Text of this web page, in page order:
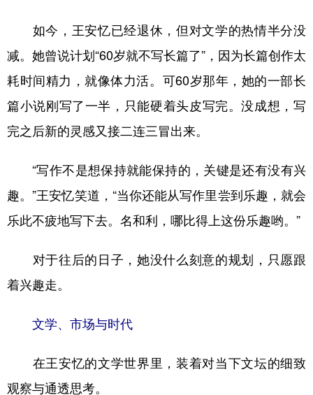
如今，王安忆已经退休，但对文学的热情半分没
减。她曾说计划“60岁就不写长篇了”，因为长篇创作太
耗时间精力，就像体力活。可60岁那年，她的一部长
篇小说刚写了一半，只能硬着头皮写完。没成想，写
完之后新的灵感又接二连三冒出来。
“写作不是想保持就能保持的，关键是还有没有兴
趣。”王安忆笑道，“当你还能从写作里尝到乐趣，就会
乐此不疲地写下去。名和利，哪比得上这份乐趣哟。”
对于往后的日子，她没什么刻意的规划，只愿跟
着兴趣走。
文学、市场与时代
在王安忆的文学世界里，装着对当下文坛的细致
观察与通透思考。